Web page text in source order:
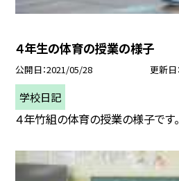
４年生の体育の授業の様子
公開日 2021/05/28 更新日
学校日記
４年竹組の体育の授業の様子です。